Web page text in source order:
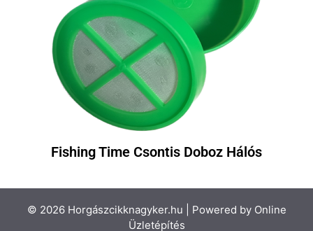
Fishing Time Csontis Doboz Hálós
© 2026 Horgászcikknagyker.hu | Powered by Online
Üzletépítés
Elem hozzáadva a kosárhoz. Pénztár